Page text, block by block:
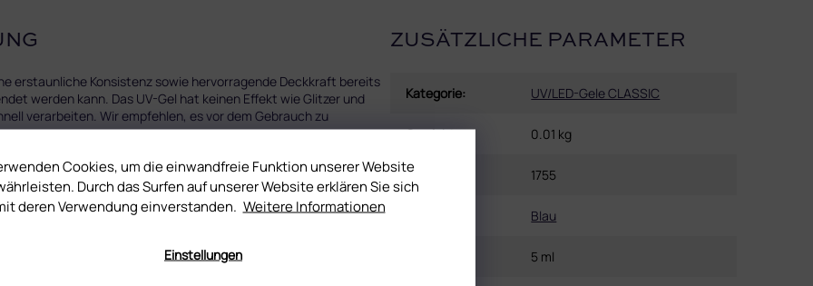
Cookies, um die einwandfreie Funktion unserer Website
Durch das Surfen auf unserer Website erklären Sie sich
deren Verwendung einverstanden. Weitere Informationen
Einstellungen
erstaunliche Konsistenz sowie hervorragende Deckkraft bereits
werden kann. Das UV-Gel hat keinen Effekt wie Glitzer und
verarbeiten. Wir empfehlen, es vor dem Gebrauch zu
im Zentralportal der EU (CPNP) aufgelistet. Das garantiert,
Stoffen sind. Unsere UV-Gele wurden nicht an Tieren
allergischen Reaktion ist sehr gering.
ZUSÄTZLICHE PARAMETER
Kategorie: UV/LED-Gele CLASSIC
Gewicht: 0.01 kg
EAN 1755
Blau
5 ml